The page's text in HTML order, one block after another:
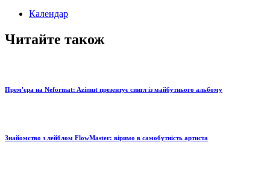
Календар
Читайте також
Прем'єра на Neformat: Azimut презентує сингл із майбутнього альбому
Знайомство з лейблом FlowMaster: віримо в самобутність артиста